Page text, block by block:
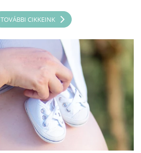
TOVÁBBI CIKKEINK